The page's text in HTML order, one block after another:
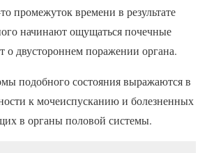
промежуток времени в результате
начинают ощущаться почечные
о двустороннем поражении органа.
подобного состояния выражаются в
к мочеиспусканию и болезненных
в органы половой системы.